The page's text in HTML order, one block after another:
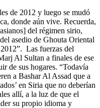
de 2012 y luego se mudó
donde aún vive. Recuerda,
del régimen sirio,
asedio de Ghouta Oriental
Las fuerzas del
Al Sultan a finales de ese
de sus hogares. “Todavía
a Bashar Al Assad que a
en Siria que no deberían
allí, a la luz de que el
su propio idioma y